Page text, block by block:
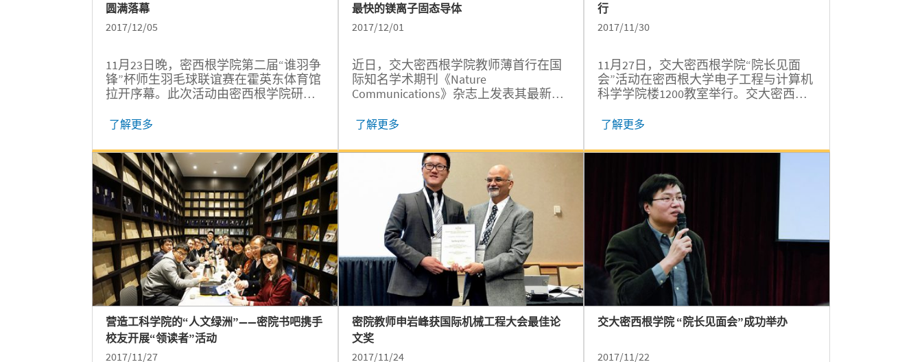
圆满落幕
2017/12/05
11月23日晚，密西根学院第二届“谁羽争
锋”杯师生羽毛球联谊赛在霍英东体育馆
拉开序幕。此次活动由密西根学院研究
生组成的八支队伍参赛。
了解更多
营造工科学院的“人文绿洲”——密院书吧携手
校友开展“领读者”活动
2017/11/27
最快的镁离子固态导体
2017/12/01
近日，交大密西根学院教师薄首行在国
际知名学术期刊《Nature
Communications》杂志上发表其最新研
ternary spinel chalcogenides》描述了其
离子固态导体（MgSc2Se4），该发现将
有效推进全固态镁电池的开发。
了解更多
密院教师申岩峰获国际机械工程大会最佳论
文奖
2017/11/24
行
2017/11/30
11月27日，交大密西根学院“院长见面
会”活动在密西根大学电子工程与计算机
科学学院楼1200教室举行。交大密西根
学位项目、国内外生活学习差异等方
对面交流。
了解更多
交大密西根学院 “院长见面会”成功举办
2017/11/22